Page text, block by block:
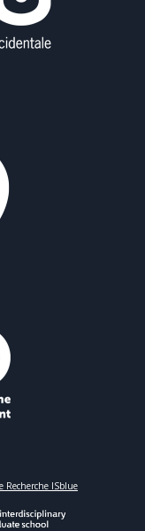
Recherche ISblue